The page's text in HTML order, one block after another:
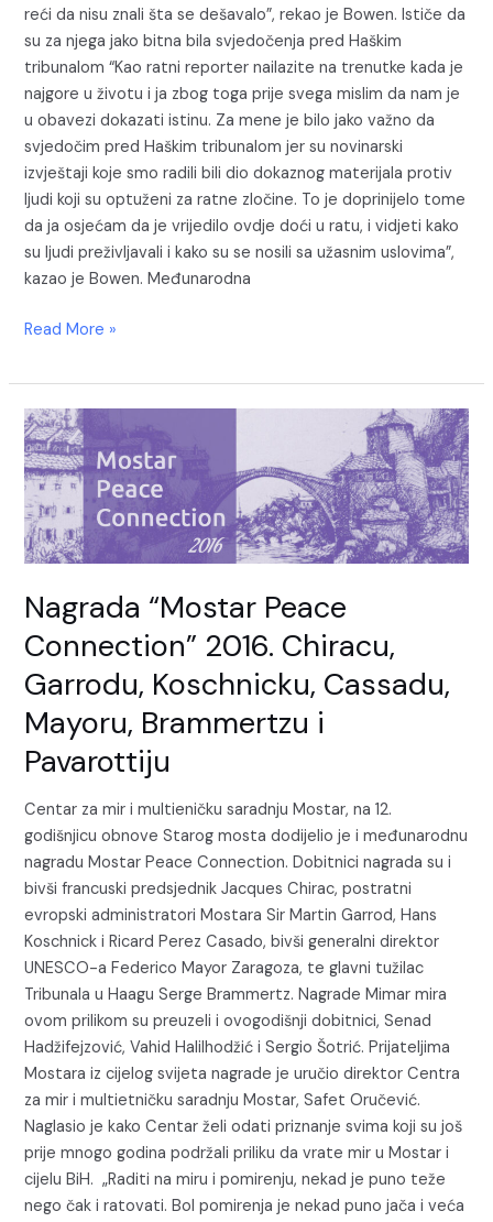
reći da nisu znali šta se dešavalo”, rekao je Bowen. Ističe da
su za njega jako bitna bila svjedočenja pred Haškim
tribunalom “Kao ratni reporter nailazite na trenutke kada je
najgore u životu i ja zbog toga prije svega mislim da nam je
u obavezi dokazati istinu. Za mene je bilo jako važno da
svjedočim pred Haškim tribunalom jer su novinarski
izvještaji koje smo radili bili dio dokaznog materijala protiv
ljudi koji su optuženi za ratne zločine. To je doprinijelo tome
da ja osjećam da je vrijedilo ovdje doći u ratu, i vidjeti kako
su ljudi preživljavali i kako su se nosili sa užasnim uslovima”,
kazao je Bowen. Međunarodna
Read More »
Nagrada “Mostar Peace
Connection” 2016. Chiracu,
Garrodu, Koschnicku, Cassadu,
Mayoru, Brammertzu i
Pavarottiju
Centar za mir i multieničku saradnju Mostar, na 12.
godišnjicu obnove Starog mosta dodijelio je i međunarodnu
nagradu Mostar Peace Connection. Dobitnici nagrada su i
bivši francuski predsjednik Jacques Chirac, postratni
evropski administratori Mostara Sir Martin Garrod, Hans
Koschnick i Ricard Perez Casado, bivši generalni direktor
UNESCO-a Federico Mayor Zaragoza, te glavni tužilac
Tribunala u Haagu Serge Brammertz. Nagrade Mimar mira
ovom prilikom su preuzeli i ovogodišnji dobitnici, Senad
Hadžifejzović, Vahid Halilhodžić i Sergio Šotrić. Prijateljima
Mostara iz cijelog svijeta nagrade je uručio direktor Centra
za mir i multietničku saradnju Mostar, Safet Oručević.
Naglasio je kako Centar želi odati priznanje svima koji su još
prije mnogo godina podržali priliku da vrate mir u Mostar i
cijelu BiH. „Raditi na miru i pomirenju, nekad je puno teže
nego čak i ratovati. Bol pomirenja je nekad puno jača i veća